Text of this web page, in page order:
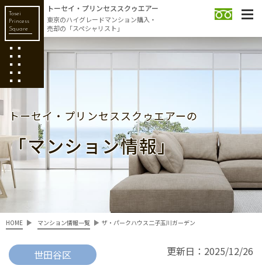
Tosei
Princess
Square
トーセイ・プリンセススクゥエアー
東京のハイグレードマンション購入・
売却の「スペシャリスト」
トーセイ・プリンセススクゥエアーの
「マンション情報」
HOME マンション情報一覧 ザ・パークハウス二子玉川ガーデン
世田谷区 更新日：2025/12/26